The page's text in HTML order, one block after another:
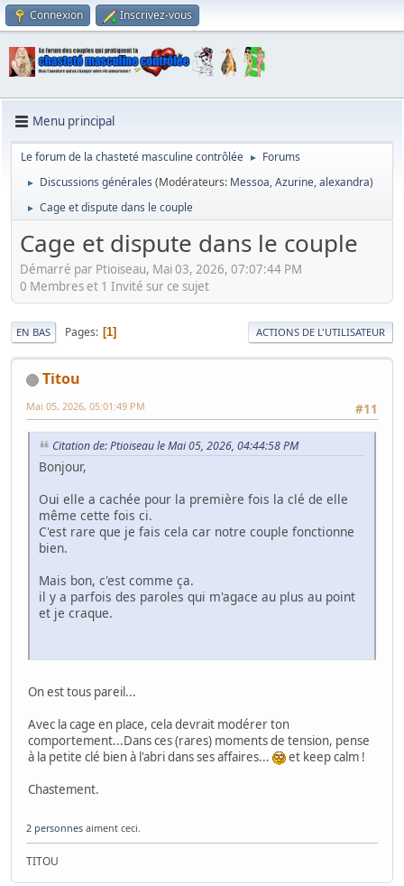
Connexion Inscrivez-vous
Menu principal
Le forum de la chasteté masculine contrôlée ► Forums
► Discussions générales (Modérateurs: Messoa,Azurine,alexandra)
► Cage et dispute dans le couple
Cage et dispute dans le couple
Démarré par Ptioiseau, Mai 03, 2026, 07:07:44 PM
0 Membres et 1 Invité sur ce sujet
EN BAS Pages 1 ACTIONS DE L'UTILISATEUR
Titou
#11
Mai 05, 2026, 05:01:49 PM
Citation de: Ptioiseau le Mai 05, 2026, 04:44:58 PM
Bonjour,
Oui elle a cachée pour la première fois la clé de elle
même cette fois ci.
C'est rare que je fais cela car notre couple fonctionne
bien.
Mais bon, c'est comme ça.
il y a parfois des paroles qui m'agace au plus au point
et je craque.
On est tous pareil...
Avec la cage en place, cela devrait modérer ton
comportement...Dans ces (rares) moments de tension, pense
à la petite clé bien à l'abri dans ses affaires...
et keep calm !
Chastement.
2 personnes aiment ceci.
TITOU